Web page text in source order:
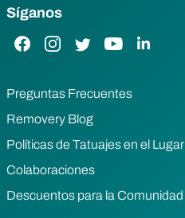
Síganos
Enlace de Facebook
Enlace de Instagram
Enlace de Twitter
Enlace deEnlace de
Preguntas Frecuentes
Removery Blog
Políticas de Tatuajes en el
Colaboraciones
Descuentos para la